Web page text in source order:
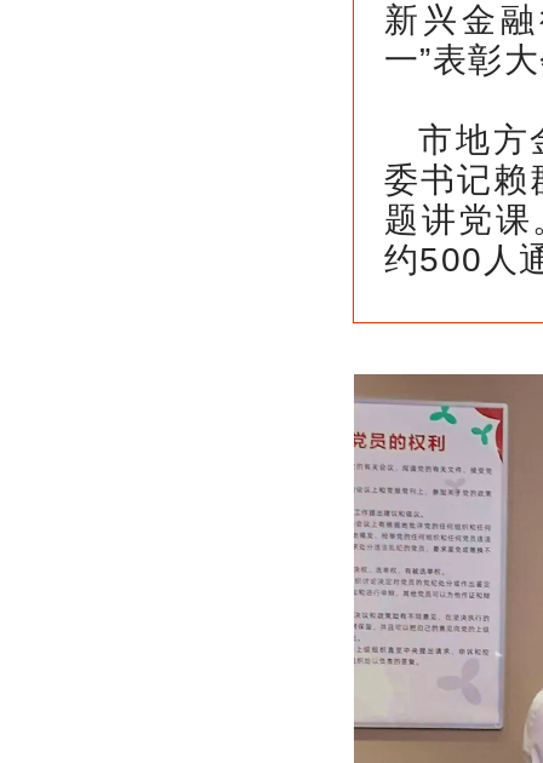
新兴金
一”表彰
市地方
委书记赖
题讲党
约500人